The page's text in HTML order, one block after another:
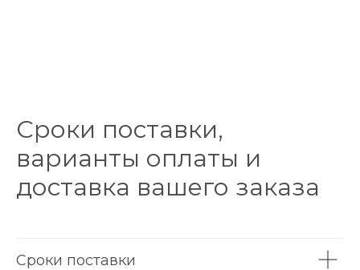
Сроки поставки,
варианты оплаты и
доставка вашего заказа
Сроки поставки